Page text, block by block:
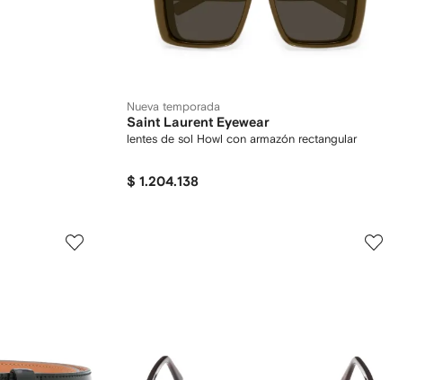
Nueva temporada
Saint Laurent Eyewear
lentes de sol Howl con armazón rectangular
$ 1.204.138